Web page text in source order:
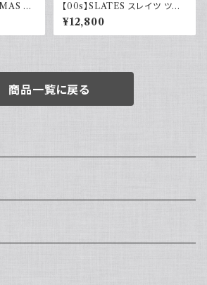
古
ビー
【00s】SLATES スレイツ ツー
タック スラックス リーバイス Le
vi's カーキグリーン 古着
¥12,800
商品一覧に戻る